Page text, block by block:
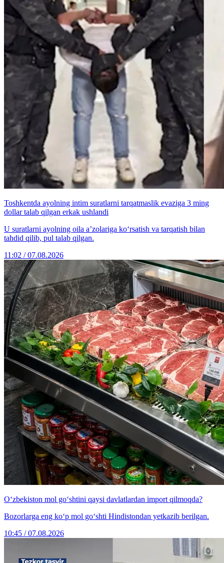
Toshkentda ayolning intim suratlarni tarqatmaslik evaziga 3 ming
dollar talab qilgan erkak ushlandi
U suratlarni ayolning oila a’zolariga ko‘rsatish va tarqatish bilan
tahdid qilib, pul talab qilgan.
11:02 / 07.08.2026
O‘zbekiston mol go‘shtini qaysi davlatlardan import qilmoqda?
Bozorlarga eng ko‘p mol go‘shti Hindistondan yetkazib berilgan.
10:45 / 07.08.2026